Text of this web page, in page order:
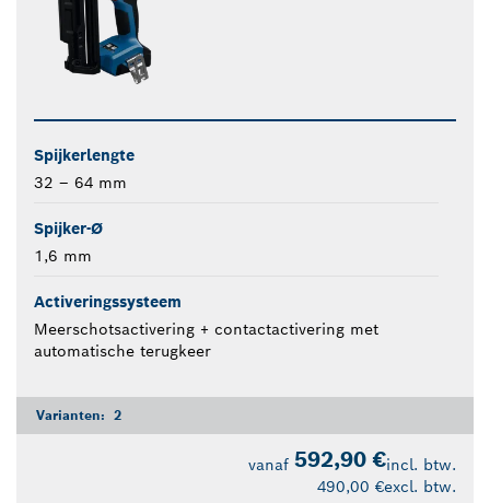
Spijkerlengte
32 – 64 mm
Spijker-Ø
1,6 mm
Activeringssysteem
Meerschotsactivering + contactactivering met
automatische terugkeer
Varianten: 2
vanaf 592,90 €incl. btw.
490,00 €excl. btw.